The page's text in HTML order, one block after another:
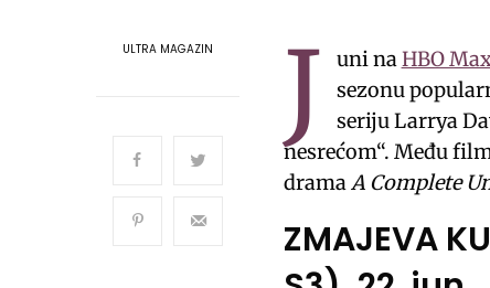
ULTRA MAGAZIN J uni naHBO
sezonu
seriju Larrya
nesrećom“. Među
dramaA Complete
ZMAJEVA